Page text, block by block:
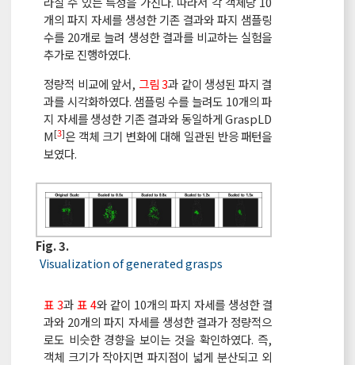
개의 파지 자세를 생성한 기존 결과와 파지 샘플링
수를 20개로 늘려 생성한 결과를 비교하는 실험을
추가로 진행하였다.
정량적 비교에 앞서, 그림 3과 같이 생성된 파지 결
과를 시각화하였다. 샘플링 수를 늘려도 10개의 파
지 자세를 생성한 기존 결과와 동일하게 GraspLD
M[3]은 객체 크기 변화에 대해 일관된 반응 패턴을
보였다.
Fig. 3.
Visualization of generated grasps
표 3과표 4와 같이 10개의 파지 자세를 생성한 결
과와 20개의 파지 자세를 생성한 결과가 정량적으
로도 비슷한 경향을 보이는 것을 확인하였다. 즉,
객체 크기가 작아지면 파지점이 넓게 분산되고 외